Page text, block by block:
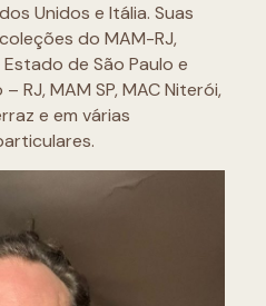
Unidos e Itália. Suas
do MAM-RJ,
de São Paulo e
RJ, MAM SP, MAC Niterói,
e em várias